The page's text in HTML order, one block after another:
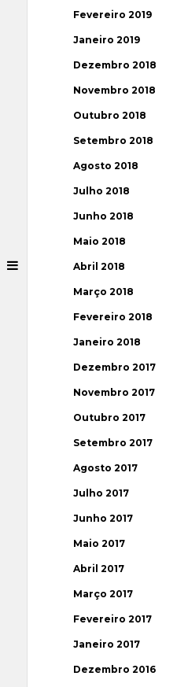
Fevereiro 2019
Janeiro 2019
Dezembro 2018
Novembro 2018
Outubro 2018
Setembro 2018
Agosto 2018
Julho 2018
Junho 2018
Maio 2018
Abril 2018
Março 2018
Fevereiro 2018
Janeiro 2018
Dezembro 2017
Novembro 2017
Outubro 2017
Setembro 2017
Agosto 2017
Julho 2017
Junho 2017
Maio 2017
Abril 2017
Março 2017
Fevereiro 2017
Janeiro 2017
Dezembro 2016